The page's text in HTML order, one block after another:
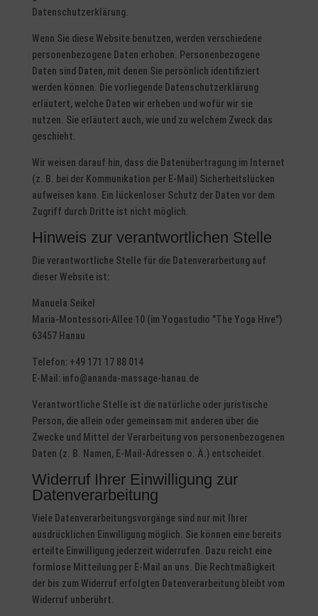
Datenschutzerklärung.
Wenn Sie diese Website benutzen, werden verschiedene
personenbezogene Daten erhoben. Personenbezogene
Daten sind Daten, mit denen Sie persönlich identifiziert
werden können. Die vorliegende Datenschutzerklärung
erläutert, welche Daten wir erheben und wofür wir sie
nutzen. Sie erläutert auch, wie und zu welchem Zweck das
geschieht.
Wir weisen darauf hin, dass die Datenübertragung im Internet
(z. B. bei der Kommunikation per E-Mail) Sicherheitslücken
aufweisen kann. Ein lückenloser Schutz der Daten vor dem
Zugriff durch Dritte ist nicht möglich.
Hinweis zur verantwortlichen Stelle
Die verantwortliche Stelle für die Datenverarbeitung auf
dieser Website ist:
Manuela Seikel
Maria-Montessori-Allee 10 (im Yogastudio "The Yoga Hive")
63457 Hanau
Telefon: +49 171 17 88 014
E-Mail: info@ananda-massage-hanau.de
Verantwortliche Stelle ist die natürliche oder juristische
Person, die allein oder gemeinsam mit anderen über die
Zwecke und Mittel der Verarbeitung von personenbezogenen
Daten (z. B. Namen, E-Mail-Adressen o. Ä.) entscheidet.
Widerruf Ihrer Einwilligung zur
Datenverarbeitung
Viele Datenverarbeitungsvorgänge sind nur mit Ihrer
ausdrücklichen Einwilligung möglich. Sie können eine bereits
erteilte Einwilligung jederzeit widerrufen. Dazu reicht eine
formlose Mitteilung per E-Mail an uns. Die Rechtmäßigkeit
der bis zum Widerruf erfolgten Datenverarbeitung bleibt vom
Widerruf unberührt.